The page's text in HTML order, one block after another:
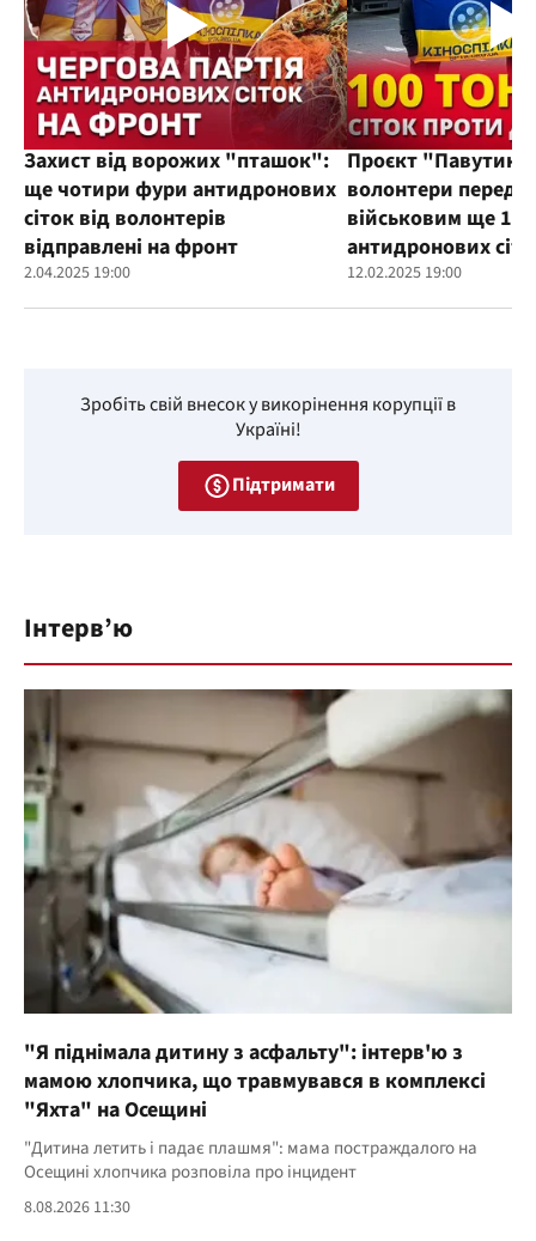
Захист від ворожих "пташок":
ще чотири фури антидронових
сіток від волонтерів
відправлені на фронт
2.04.2025 19:00
Проєкт
волонтери
військовим ще
антидронових
12.02.2025 19:00
Зробіть свій внесок у викорінення корупції в
Україні!
Підтримати
Інтерв’ю
"Я піднімала дитину з асфальту": інтерв'ю з
мамою хлопчика, що травмувався в комплексі
"Яхта" на Осещині
"Дитина летить і падає плашмя": мама постраждалого на
Осещині хлопчика розповіла про інцидент
8.08.2026 11:30